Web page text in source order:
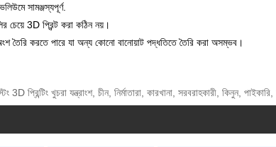
সামঞ্জস্যপূর্ণ.
চেয়ে 3D প্রিন্ট করা কঠিন নয়।
তৈরি করতে পারে যা অন্য কোনো বানোয়াট পদ্ধতিতে তৈরি করা অসম্ভব।
3D প্রিন্টিং খুচরা যন্ত্রাংশ, চীন, নির্মাতারা, কারখানা, সরবরাহকারী, কিনুন,